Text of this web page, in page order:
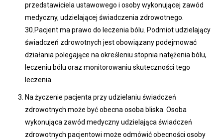
przedstawiciela ustawowego i osoby wykonującej zawód
medyczny, udzielającej świadczenia zdrowotnego.
30.Pacjent ma prawo do leczenia bólu. Podmiot udzielający
świadczeń zdrowotnych jest obowiązany podejmować
działania polegające na określeniu stopnia natężenia bólu,
leczeniu bólu oraz monitorowaniu skuteczności tego
leczenia.
Na życzenie pacjenta przy udzielaniu świadczeń
zdrowotnych może być obecna osoba bliska. Osoba
wykonująca zawód medyczny udzielająca świadczeń
zdrowotnych pacjentowi może odmówić obecności osoby